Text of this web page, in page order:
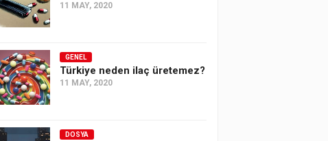
11 MAY, 2020
GENEL
Türkiye neden ilaç üretemez?
11 MAY, 2020
DOSYA